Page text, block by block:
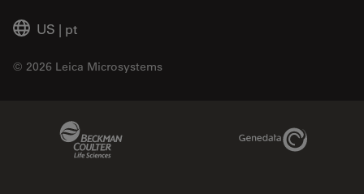
US | pt
© 2026 Leica Microsystems
Genedata Link